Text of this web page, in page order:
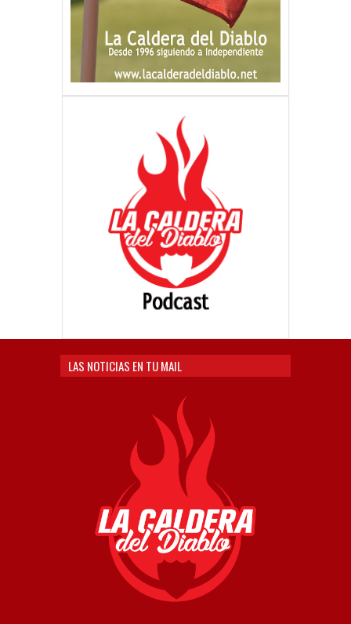
LAS NOTICIAS EN TU MAIL